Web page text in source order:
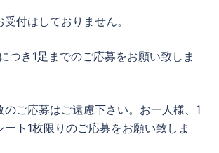
受付はしておりません。
つき1足までのご応募をお願い致しま
のご応募はご遠慮下さい。お一人様、1
ト1枚限りのご応募をお願い致しま